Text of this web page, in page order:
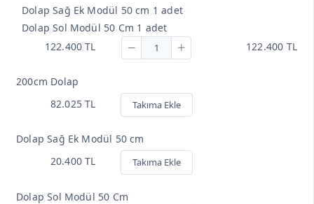
Dolap Sağ Ek Modül 50 cm 1 adet
Dolap Sol Modül 50 Cm 1 adet
122.400 TL
122.400 TL
200cm Dolap
82.025 TL
Takıma Ekle
Dolap Sağ Ek Modül 50 cm
20.400 TL
Takıma Ekle
Dolap Sol Modül 50 Cm